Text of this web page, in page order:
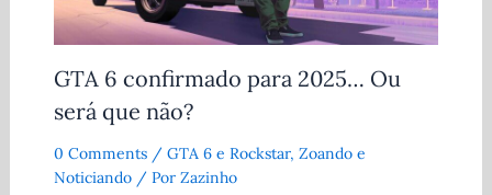
GTA 6 confirmado para 2025… Ou
será que não?
0 Comments / GTA 6 e Rockstar, Zoando e
Noticiando/ Por Zazinho